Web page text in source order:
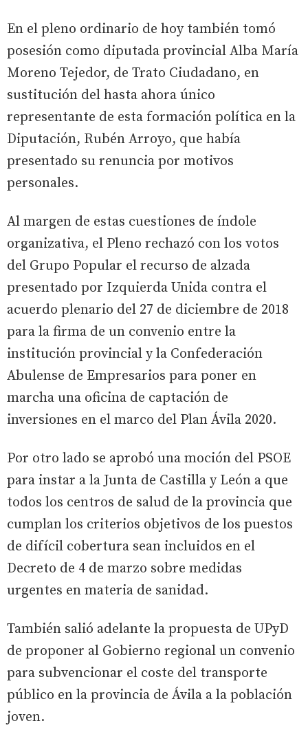
En el pleno ordinario de hoy también tomó
posesión como diputada provincial Alba María
Moreno Tejedor, de Trato Ciudadano, en
sustitución del hasta ahora único
representante de esta formación política en la
Diputación, Rubén Arroyo, que había
presentado su renuncia por motivos
personales.
Al margen de estas cuestiones de índole
organizativa, el Pleno rechazó con los votos
del Grupo Popular el recurso de alzada
presentado por Izquierda Unida contra el
acuerdo plenario del 27 de diciembre de 2018
para la firma de un convenio entre la
institución provincial y la Confederación
Abulense de Empresarios para poner en
marcha una oficina de captación de
inversiones en el marco del Plan Ávila 2020.
Por otro lado se aprobó una moción del PSOE
para instar a la Junta de Castilla y León a que
todos los centros de salud de la provincia que
cumplan los criterios objetivos de los puestos
de difícil cobertura sean incluidos en el
Decreto de 4 de marzo sobre medidas
urgentes en materia de sanidad.
También salió adelante la propuesta de UPyD
de proponer al Gobierno regional un convenio
para subvencionar el coste del transporte
público en la provincia de Ávila a la población
joven.